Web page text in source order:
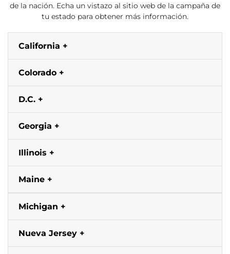
de la nación. Echa un vistazo al sitio web de la campaña de
tu estado para obtener más información.
California
Colorado
D.C.
Georgia
Illinois
Maine
Michigan
Nueva Jersey